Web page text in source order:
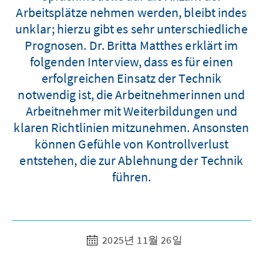
Arbeitsplätze nehmen werden, bleibt indes
unklar; hierzu gibt es sehr unterschiedliche
Prognosen. Dr. Britta Matthes erklärt im
folgenden Interview, dass es für einen
erfolgreichen Einsatz der Technik
notwendig ist, die Arbeitnehmerinnen und
Arbeitnehmer mit Weiterbildungen und
klaren Richtlinien mitzunehmen. Ansonsten
können Gefühle von Kontrollverlust
entstehen, die zur Ablehnung der Technik
führen.
2025년 11월 26일